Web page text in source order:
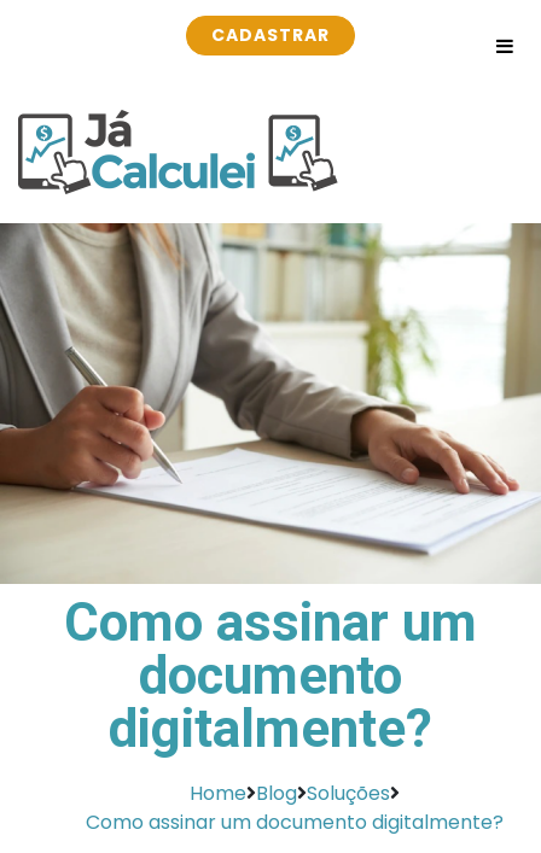
CADASTRAR
Como assinar um
documento
digitalmente?
Home Blog Soluções
Como assinar um documento digitalmente?